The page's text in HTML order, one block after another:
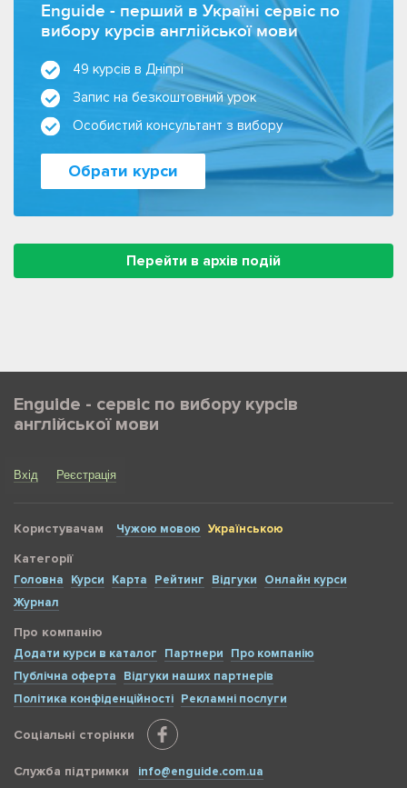
Enguide - перший в Україні сервіс по
вибору курсів англійської мови
49 курсів в Дніпрі
Запис на безкоштовний урок
Особистий консультант з вибору
Обрати курси
Перейти в архів подій
Enguide - сервіс по вибору курсів
англійської мови
Вхід Реєстрація
Користувачам Чужою мовою Українською
Категорії
Головна Курси Карта Рейтинг Відгуки
Онлайн курси
Журнал
Про компанію
Додати курси в каталог Партнери
Про компанію
Публічна оферта
Відгуки наших партнерів
Політика конфіденційності Рекламні послуги
Соціальні сторінки
Служба підтримки info@enguide.com.ua